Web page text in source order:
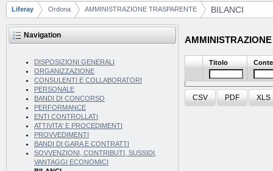
Breadcrumbs
Liferay Ordona AMMINISTRAZIONE TRASPARENTE BILANCI
Navigation
DISPOSIZIONI GENERALI
ORGANIZZAZIONE
CONSULENTI E COLLABORATORI
PERSONALE
BANDI DI CONCORSO
PERFORMANCE
ENTI CONTROLLATI
ATTIVITA' E PROCEDIMENTI
PROVVEDIMENTI
BANDI DI GARA E CONTRATTI
SOVVENZIONI, CONTRIBUTI, SUSSIDI,
VANTAGGI ECONOMICI
Titolo
CSV PDF XLS